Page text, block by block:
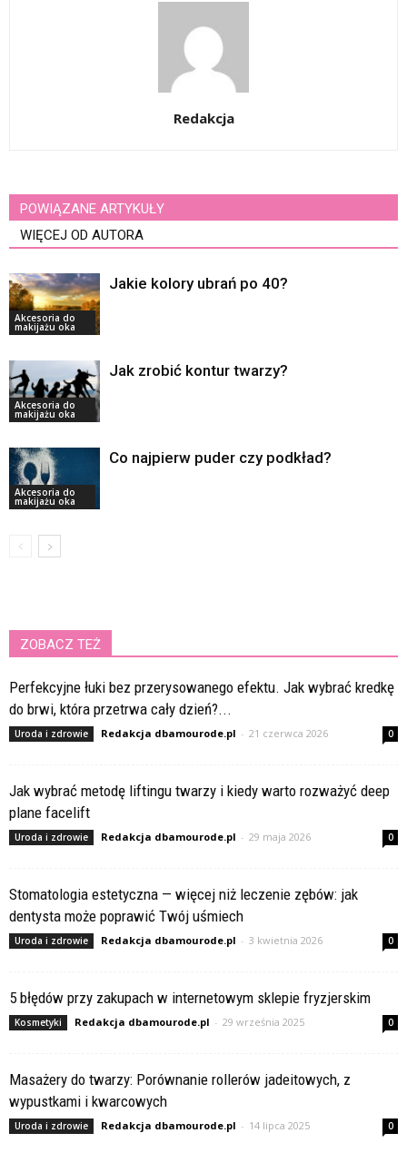
Redakcja
POWIĄZANE ARTYKUŁY
WIĘCEJ OD AUTORA
Akcesoria do
makijażu oka
Jakie kolory ubrań po 40?
Akcesoria do
makijażu oka
Jak zrobić kontur twarzy?
Akcesoria do
makijażu oka
Co najpierw puder czy podkład?
ZOBACZ TEŻ
Perfekcyjne łuki bez przerysowanego efektu. Jak wybrać kredkę
do brwi, która przetrwa cały dzień?...
Uroda i zdrowie Redakcja dbamourode.pl - 21 czerwca 2026 0
Jak wybrać metodę liftingu twarzy i kiedy warto rozważyć deep
plane facelift
Uroda i zdrowie Redakcja dbamourode.pl - 29 maja 2026 0
Stomatologia estetyczna — więcej niż leczenie zębów: jak
dentysta może poprawić Twój uśmiech
Uroda i zdrowie Redakcja dbamourode.pl - 3 kwietnia 2026 0
5 błędów przy zakupach w internetowym sklepie fryzjerskim
Kosmetyki Redakcja dbamourode.pl - 29 września 2025 0
Masażery do twarzy: Porównanie rollerów jadeitowych, z
wypustkami i kwarcowych
Uroda i zdrowie Redakcja dbamourode.pl - 14 lipca 2025 0